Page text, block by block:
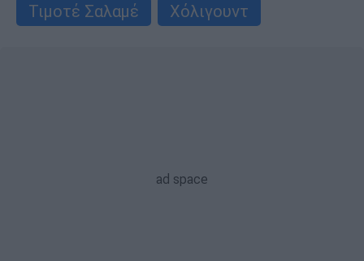
Τιμοτέ Σαλαμέ
Χόλιγουντ